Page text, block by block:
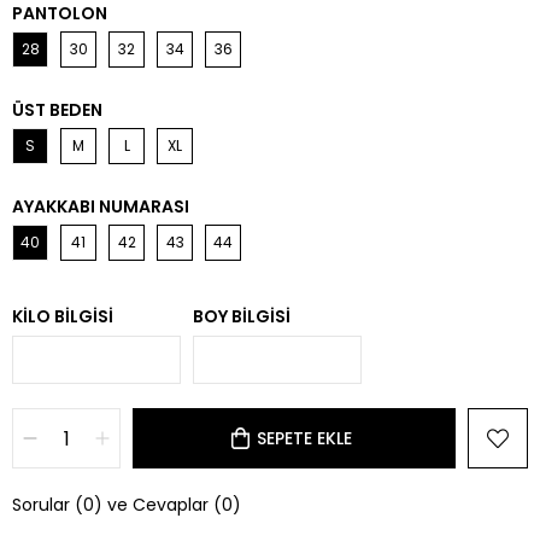
PANTOLON
28 30 32 34 36
ÜST BEDEN
S M L XL
AYAKKABI NUMARASI
40 41 42 43 44
KILO BILGISI BOY BILGISI
Sorular (0) ve Cevaplar (0)